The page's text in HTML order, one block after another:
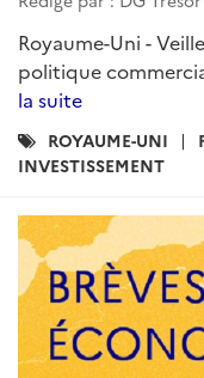
Royaume-Uni -
politique
la suite
Catégories
:
ROYAUME-UNI
INVESTISSEMENT